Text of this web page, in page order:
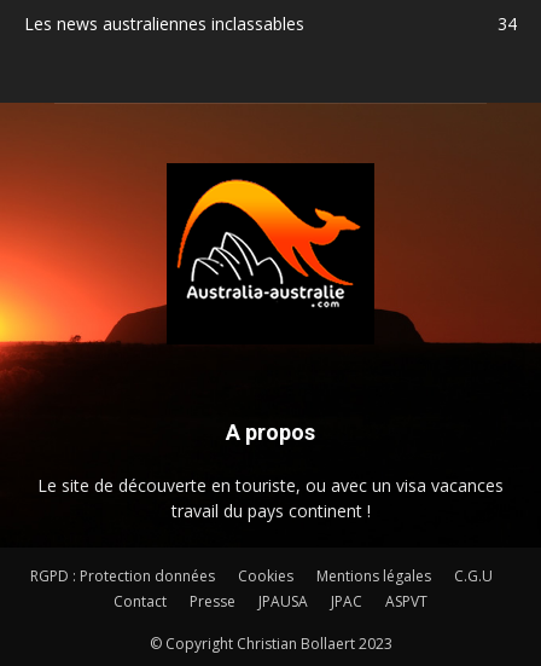
Les news australiennes inclassables
34
A propos
Le site de découverte en touriste, ou avec un visa vacances
travail du pays continent !
RGPD : Protection données Cookies Mentions légales
C.G.U
Contact
Presse JPAUSA JPAC ASPVT
© Copyright Christian Bollaert 2023